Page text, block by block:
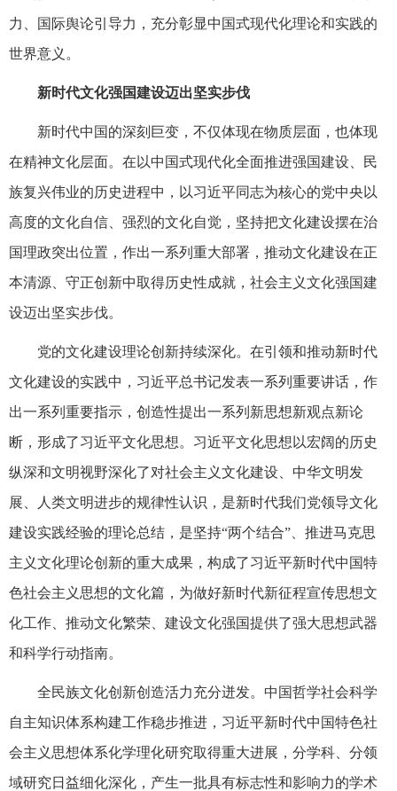
力、国际舆论引导力，充分彰显中国式现代化理论和实践的
世界意义。
新时代文化强国建设迈出坚实步伐
新时代中国的深刻巨变，不仅体现在物质层面，也体现
在精神文化层面。在以中国式现代化全面推进强国建设、民
族复兴伟业的历史进程中，以习近平同志为核心的党中央以
高度的文化自信、强烈的文化自觉，坚持把文化建设摆在治
国理政突出位置，作出一系列重大部署，推动文化建设在正
本清源、守正创新中取得历史性成就，社会主义文化强国建
设迈出坚实步伐。
党的文化建设理论创新持续深化。在引领和推动新时代
文化建设的实践中，习近平总书记发表一系列重要讲话，作
出一系列重要指示，创造性提出一系列新思想新观点新论
断，形成了习近平文化思想。习近平文化思想以宏阔的历史
纵深和文明视野深化了对社会主义文化建设、中华文明发
展、人类文明进步的规律性认识，是新时代我们党领导文化
建设实践经验的理论总结，是坚持“两个结合”、推进马克思
主义文化理论创新的重大成果，构成了习近平新时代中国特
色社会主义思想的文化篇，为做好新时代新征程宣传思想文
化工作、推动文化繁荣、建设文化强国提供了强大思想武器
和科学行动指南。
全民族文化创新创造活力充分迸发。中国哲学社会科学
自主知识体系构建工作稳步推进，习近平新时代中国特色社
会主义思想体系化学理化研究取得重大进展，分学科、分领
域研究日益细化深化，产生一批具有标志性和影响力的学术